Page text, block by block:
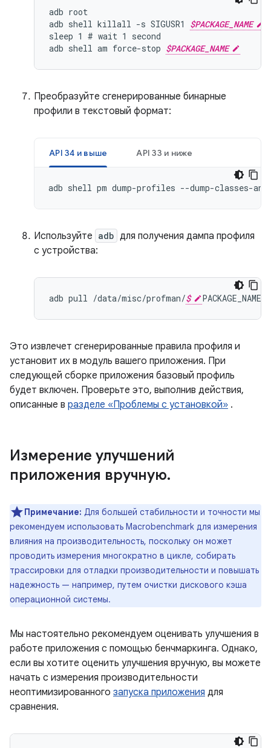
adb root
adb shell killall -s SIGUSR1 $PACKAGE_NAME
sleep 1 # wait 1 second
adb shell am force-stop $PACKAGE_NAME
Преобразуйте сгенерированные бинарные
профили в текстовый формат:
API 34 и выше API 33 и ниже
adb shell pm dump-profiles --dump-classes-
Используйте adb для получения дампа профиля
с устройства:
adb pull /data/misc/profman/$ PACKAGE_NAME
Это извлечет сгенерированные правила профиля и
установит их в модуль вашего приложения. При
следующей сборке приложения базовый профиль
будет включен. Проверьте это, выполнив действия,
описанные в разделе «Проблемы с установкой» .
Измерение улучшений
приложения вручную.
Примечание: Для большей стабильности и точности мы
рекомендуем использовать Macrobenchmark для измерения
влияния на производительность, поскольку он может
проводить измерения многократно в цикле, собирать
трассировки для отладки производительности и повышать
надежность — например, путем очистки дискового кэша
операционной системы.
Мы настоятельно рекомендуем оценивать улучшения в
работе приложения с помощью бенчмаркинга. Однако,
если вы хотите оценить улучшения вручную, вы можете
начать с измерения производительности
неоптимизированного запуска приложения для
сравнения.